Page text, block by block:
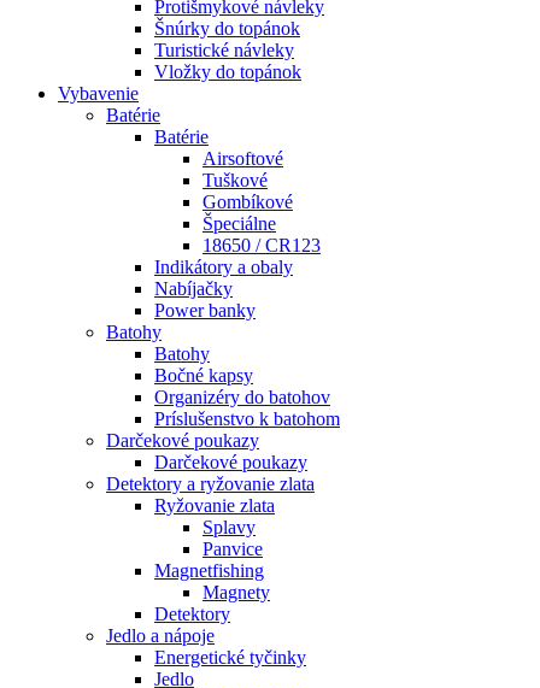
Protišmykové návleky
Šnúrky do topánok
Turistické návleky
Vložky do topánok
Vybavenie
Batérie
Batérie
Airsoftové
Tuškové
Gombíkové
Špeciálne
18650 / CR123
Indikátory a obaly
Nabíjačky
Power banky
Batohy
Batohy
Bočné kapsy
Organizéry do batohov
Príslušenstvo k batohom
Darčekové poukazy
Darčekové poukazy
Detektory a ryžovanie zlata
Ryžovanie zlata
Splavy
Panvice
Magnetfishing
Magnety
Detektory
Jedlo a nápoje
Energetické tyčinky
Jedlo